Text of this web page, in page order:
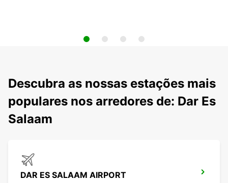
Descubra as nossas estações mais
populares nos arredores de: Dar Es
Salaam
DAR ES SALAAM AIRPORT